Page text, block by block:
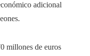
adicional
millones de euros